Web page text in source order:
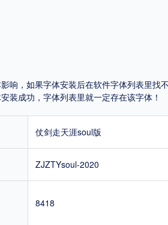
打包下载 海报素材下载
字体程序 字体人物
响，如果字体安装后在软件字体列表里
装成功，字体列表里就一定存在该字体！
仗剑走天涯soul版
ZJZTYsoul-2020
8418